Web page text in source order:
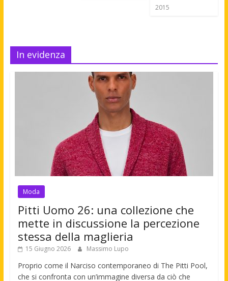
2015
In evidenza
Moda
Pitti Uomo 26: una collezione che
mette in discussione la percezione
stessa della maglieria
15 Giugno 2026 Massimo Lupo
Proprio come il Narciso contemporaneo di The Pitti Pool,
che si confronta con un’immagine diversa da ciò che